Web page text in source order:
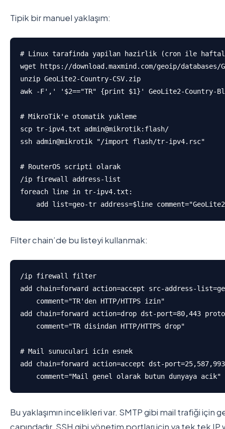
Tipik bir manuel yaklaşım:
# Linux tarafinda yapilan hazirlik (cron ile
wget https://download.maxmind.com/geoip/databases/
unzip GeoLite2-Country-CSV.zip
awk -F',' '$2=="TR" {print $1}' GeoLite2-Country-
# MikroTik'e otomatik yukleme
scp tr-ipv4.txt admin@mikrotik:flash/
ssh admin@mikrotik "/import flash/tr-ipv4.rsc"
# RouterOS scripti olarak
/ip firewall address-list
foreach line in tr-ipv4.txt:
add list=geo-tr address=$line
Filter chain’de bu listeyi kullanmak:
/ip firewall filter
add chain=forward action=accept src-address-
    comment="TR'den HTTP/HTTPS izin"
add chain=forward action=drop dst-port=80,443
    comment="TR disindan HTTP/HTTPS drop"
# Mail sunuculari icin esnek
add chain=forward action=accept dst-
    comment="Mail genel olarak butun dunyaya acik"
Bu yaklaşımın incelikleri var. SMTP gibi mail trafiği
çapındadır. SSH gibi yönetim portları için ya tek tek